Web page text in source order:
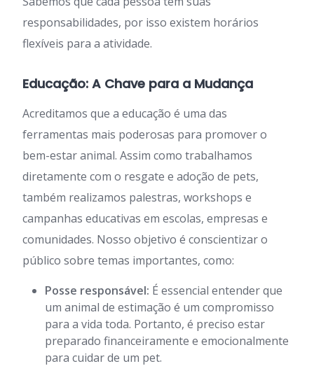
responsabilidades, por isso existem horários
flexíveis para a atividade.
Educação: A Chave para a Mudança
Acreditamos que a educação é uma das
ferramentas mais poderosas para promover o
bem-estar animal. Assim como trabalhamos
diretamente com o resgate e adoção de pets,
também realizamos palestras, workshops e
campanhas educativas em escolas, empresas e
comunidades. Nosso objetivo é conscientizar o
público sobre temas importantes, como:
Posse responsável: É essencial entender que
um animal de estimação é um compromisso
para a vida toda. Portanto, é preciso estar
preparado financeiramente e emocionalmente
para cuidar de um pet.